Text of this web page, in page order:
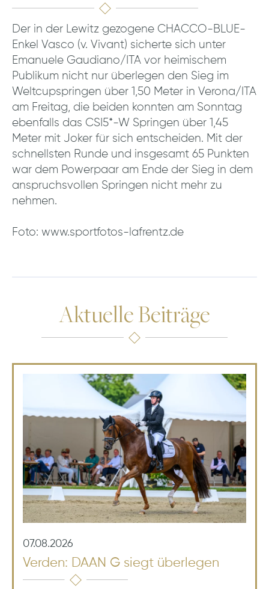
Der in der Lewitz gezogene CHACCO-BLUE-
Enkel Vasco (v. Vivant) sicherte sich unter
Emanuele Gaudiano/ITA vor heimischem
Publikum nicht nur überlegen den Sieg im
Weltcupspringen über 1,50 Meter in Verona/ITA
am Freitag, die beiden konnten am Sonntag
ebenfalls das CSI5*-W Springen über 1,45
Meter mit Joker für sich entscheiden. Mit der
schnellsten Runde und insgesamt 65 Punkten
war dem Powerpaar am Ende der Sieg in dem
anspruchsvollen Springen nicht mehr zu
nehmen.
Foto: www.sportfotos-lafrentz.de
Aktuelle Beiträge
07.08.2026
Verden: DAAN G siegt überlegen